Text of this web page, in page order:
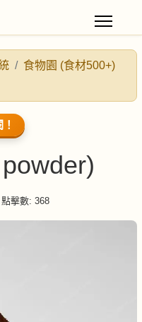
食物園 (食材500+)
點擊數: 368